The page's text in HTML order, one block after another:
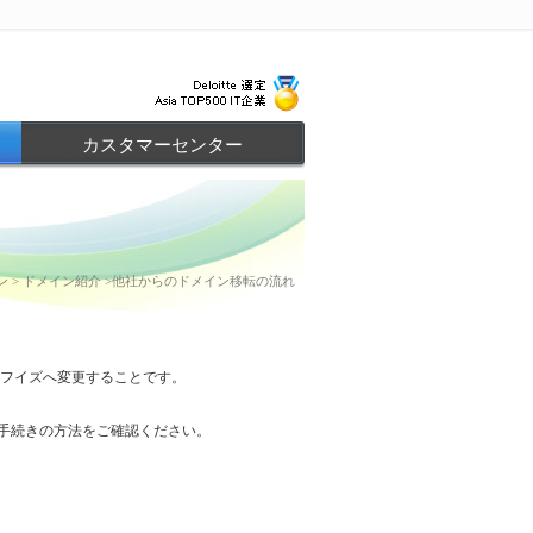
カスタマーセンター
> ドメイン紹介 >他社からのドメイン移転の流れ
イズへ変更することです。
きの方法をご確認ください。